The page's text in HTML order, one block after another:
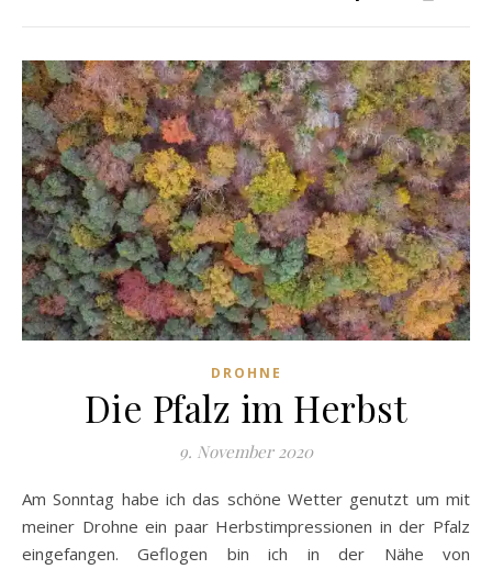
DROHNE
Die Pfalz im Herbst
9. November 2020
Am Sonntag habe ich das schöne Wetter genutzt um mit
meiner Drohne ein paar Herbstimpressionen in der Pfalz
eingefangen. Geflogen bin ich in der Nähe von